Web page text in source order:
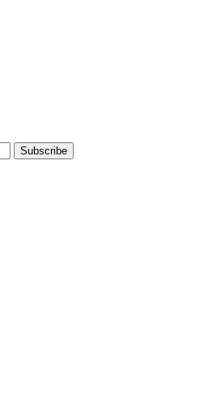
Subscribe